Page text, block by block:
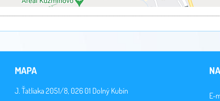
MAPA
J. Ťatliaka 2051/8, 026 01 Dolný Kubín E-